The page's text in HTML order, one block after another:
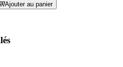
Ajouter au panier